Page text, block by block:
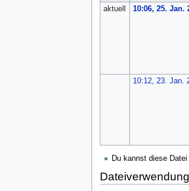
aktuell
10:06, 25. Jan.
10:12, 23. Jan.
Du kannst diese
Dateiverwendung